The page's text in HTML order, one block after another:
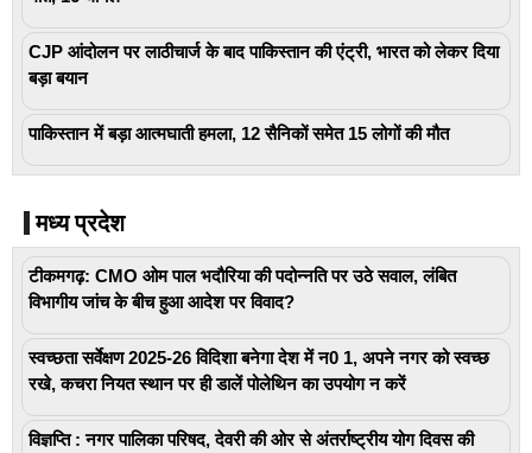
CJP आंदोलन पर लाठीचार्ज के बाद पाकिस्तान की एंट्री, भारत को लेकर दिया
बड़ा बयान
पाकिस्तान में बड़ा आत्मघाती हमला, 12 सैनिकों समेत 15 लोगों की मौत
मध्य प्रदेश
टीकमगढ़: CMO ओम पाल भदौरिया की पदोन्नति पर उठे सवाल, लंबित
विभागीय जांच के बीच हुआ आदेश पर विवाद?
स्वच्छता सर्वेक्षण 2025-26 विदिशा बनेगा देश में न0 1, अपने नगर को स्वच्छ
रखे, कचरा नियत स्थान पर ही डालें पोलेथिन का उपयोग न करें
विज्ञप्ति : नगर पालिका परिषद, देवरी की ओर से अंतर्राष्ट्रीय योग दिवस की